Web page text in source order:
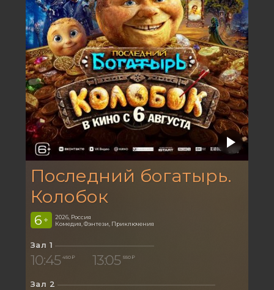
Последний богатырь.
Колобок
6 +
2026, Россия
Комедия, Фэнтези, Приключения
Зал 1
10:45 450 ₽ 13:05 550 ₽
Зал 2